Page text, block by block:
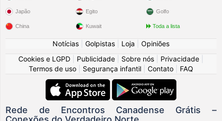
Japão
China
Egito
Kuwait
Golfo
Toda a lista
Notícias Golpistas Loja
Opiniões
Cookies e LGPD
Publicidade Sobre nós Privacidade
Termos de uso
Segurança infantil Contato FAQ
Rede de Encontros Canadense Grátis –